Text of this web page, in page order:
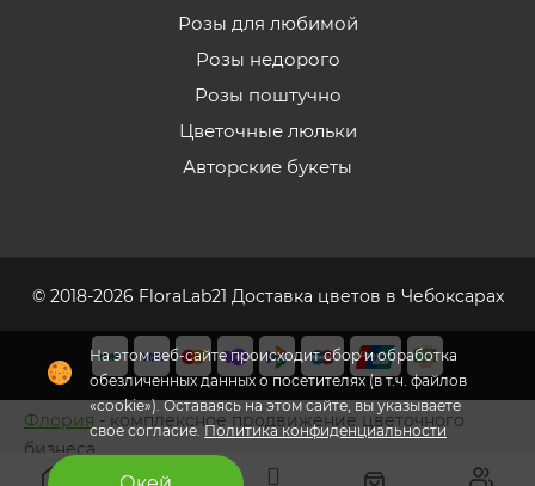
На этом веб-сайте происходит сбор и обработка
обезличенных данных о посетителях (в т.ч. файлов
«cookie»). Оставаясь на этом сайте, вы указываете
свое согласие.Политика конфиденциальности
Розы для любимой
Розы недорого
Розы поштучно
Цветочные люльки
Авторские букеты
© 2018-2026 FloraLab21 Доставка цветов в Чебоксарах
Флория - комплексное продвижение цветочного
бизнеса